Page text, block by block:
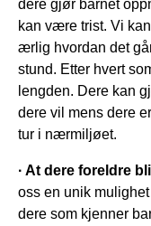
dere gjør barnet
kan være trist. Vi
ærlig hvordan det
stund. Etter hvert
lengden. Dere kan
dere vil mens dere
tur i nærmiljøet.
· At dere foreldre
oss en unik
dere som kjenner